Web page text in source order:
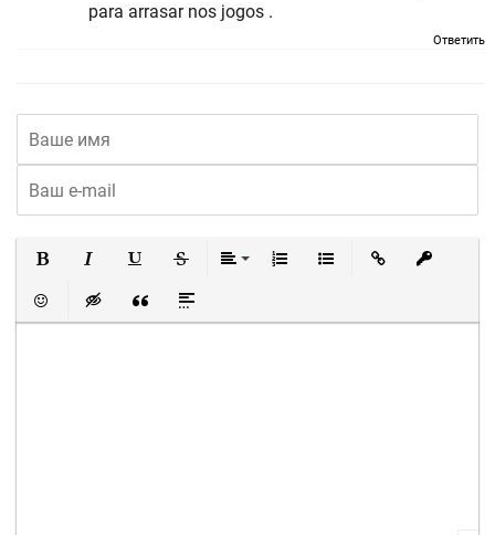
para arrasar nos jogos .
Ответить
Вставить смайлик
Вставка скрытого текста
Вставка цитаты
Вставка спойлера